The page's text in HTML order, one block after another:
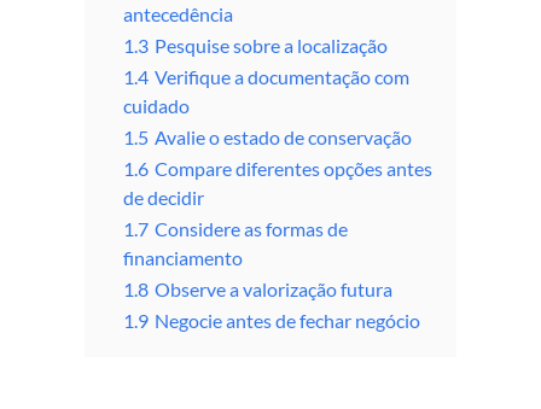
antecedência
1.3 Pesquise sobre a localização
1.4 Verifique a documentação com
cuidado
1.5 Avalie o estado de conservação
1.6 Compare diferentes opções antes
de decidir
1.7 Considere as formas de
financiamento
1.8 Observe a valorização futura
1.9 Negocie antes de fechar negócio